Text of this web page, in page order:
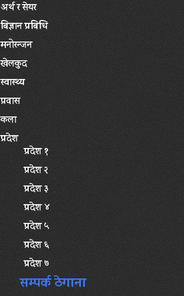
अर्थ र सेयर
बिज्ञान प्रबिधि
मनोरन्जन
खेलकुद
स्वास्थ्य
प्रवास
कला
प्रदेश
प्रदेश १
प्रदेश २
प्रदेश ३
प्रदेश ४
प्रदेश ५
प्रदेश ६
प्रदेश ७
सम्पर्क ठेगाना